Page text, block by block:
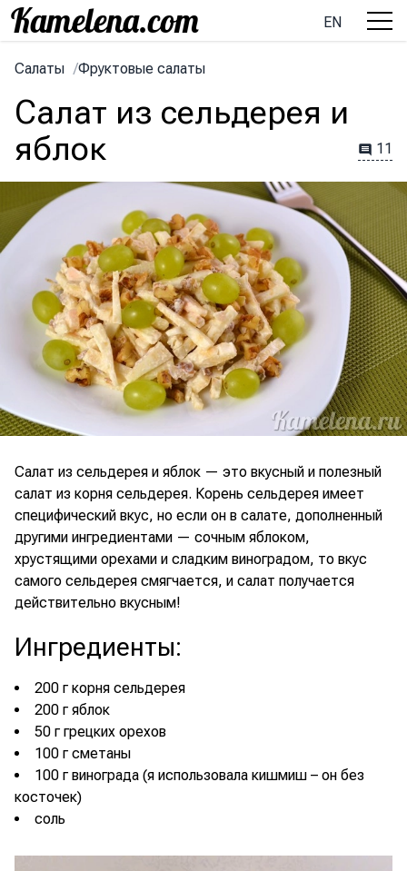
EN
Салаты /Фруктовые салаты
Салат из сельдерея и
яблок
11
Салат из сельдерея и яблок — это вкусный и полезный
салат из корня сельдерея. Корень сельдерея имеет
специфический вкус, но если он в салате, дополненный
другими ингредиентами — сочным яблоком,
хрустящими орехами и сладким виноградом, то вкус
самого сельдерея смягчается, и салат получается
действительно вкусным!
Ингредиенты:
200 г корня сельдерея
200 г яблок
50 г грецких орехов
100 г сметаны
100 г винограда (я использовала кишмиш – он без
косточек)
соль